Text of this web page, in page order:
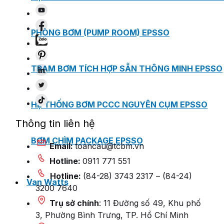
PHÒNG BƠM (PUMP ROOM) EPSSO
TRẠM BƠM TÍCH HỢP SẴN THÔNG MINH EPSSO
HỆ THỐNG BƠM PCCC NGUYÊN CỤM EPSSO
BƠM CHÌM PACKAGE EPSSO
Van Watts
Thông tin liên hệ
Email:toancau@tcbm.vn
Hotline: 0911 771 551
Hotline: (84-28) 3743 2317 – (84-24)
3200 7640
Trụ sở chính: 11 Đường số 49, Khu phố
3, Phường Bình Trưng, TP. Hồ Chí Minh